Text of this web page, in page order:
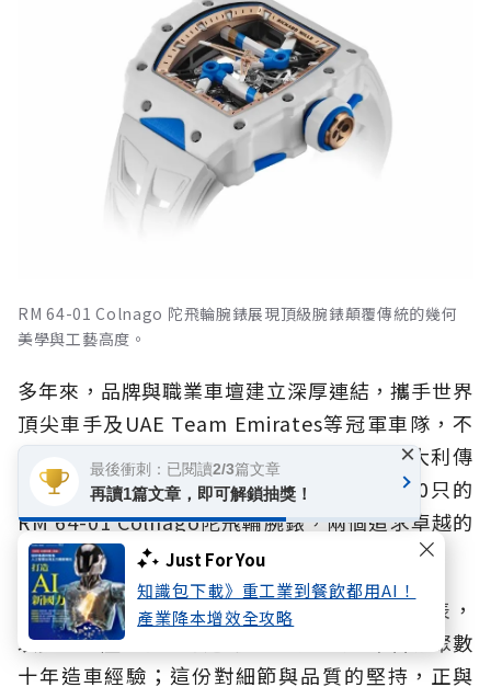
Just For You
知識包下載》重工業到餐飲都用AI！
產業降本增效全攻略
RM 64-01 Colnago 陀飛輪腕錶展現頂級腕錶顛覆傳統的幾何
美學與工藝高度。
多年來，品牌與職業車壇建立深厚連結，攜手世界
頂尖車手及UAE Team Emirates等冠軍車隊，不
斷探索速度與機械的極限；2026年更與義大利傳
奇自行車品牌Colnago合作推出全球限量50只的
RM 64-01 Colnago陀飛輪腕錶，兩個追求卓越的
工藝品牌交會，正迸發全球注目的光亮。
Colnago向來被視為義大利自行車工藝的代表，
以少量生產、手工打造聞名，每一輛車架皆凝聚數
十年造車經驗；這份對細節與品質的堅持，正與
最後衝刺：已閱讀2/3篇文章
再讀1篇文章，即可解鎖抽獎！
×